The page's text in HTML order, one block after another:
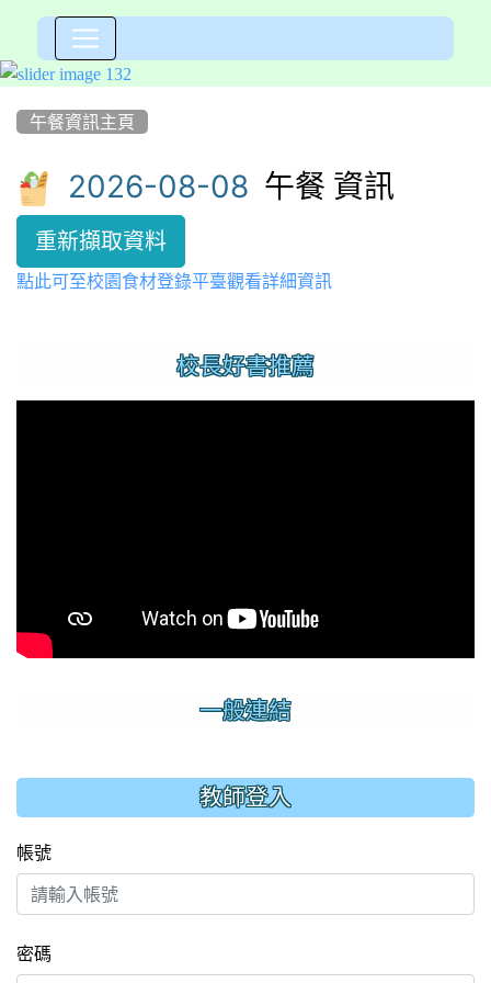
午餐資訊主頁
午餐 資訊
重新擷取資料
點此可至校園食材登錄平臺觀看詳細資訊
校長好書推薦
一般連結
::: 教師登入
帳號
密碼